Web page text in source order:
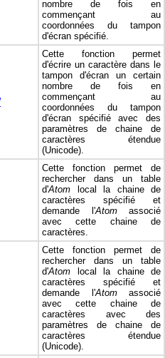
nombre de fois en
commençant au
coordonnées du tampon
d'écran spécifié.
Cette fonction permet
d'écrire un caractère dans le
tampon d'écran un certain
nombre de fois en
commençant au
coordonnées du tampon
d'écran spécifié avec des
paramètres de chaine de
caractères étendue
(Unicode).
Cette fonction permet de
rechercher dans un table
d'Atom local la chaine de
caractères spécifié et
demande l'Atomassocié
avec cette chaine de
caractères.
Cette fonction permet de
rechercher dans un table
d'Atom local la chaine de
caractères spécifié et
demande l'Atomassocié
avec cette chaine de
caractères avec des
paramètres de chaine de
caractères étendue
(Unicode).